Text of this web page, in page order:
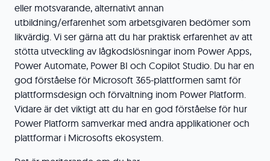
eller motsvarande, alternativt annan
utbildning/erfarenhet som arbetsgivaren bedömer som
likvärdig. Vi ser gärna att du har praktisk erfarenhet av att
stötta utveckling av lågkodslösningar inom Power Apps,
Power Automate, Power BI och Copilot Studio. Du har en
god förståelse för Microsoft 365-plattformen samt för
plattformsdesign och förvaltning inom Power Platform.
Vidare är det viktigt att du har en god förståelse för hur
Power Platform samverkar med andra applikationer och
plattformar i Microsofts ekosystem.